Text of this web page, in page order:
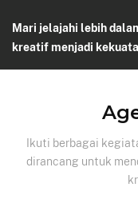
Mari jelajahi lebih
kreatif menjadi
Ikuti berbagai
dirancang untuk